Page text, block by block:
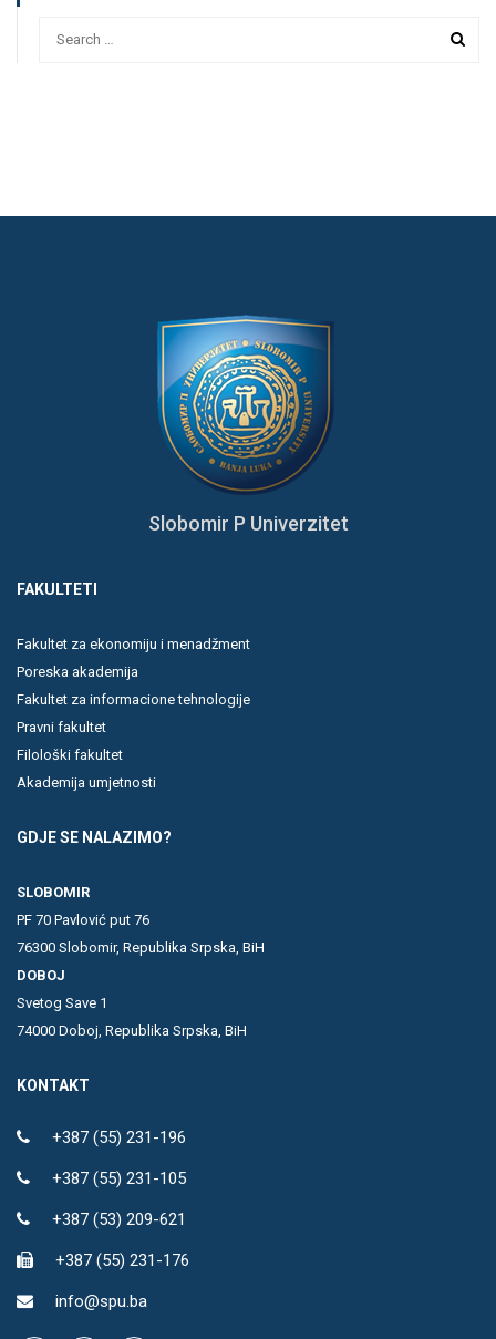
Slobomir P Univerzitet
FAKULTETI
Fakultet za ekonomiju i menadžment
Poreska akademija
Fakultet za informacione tehnologije
Pravni fakultet
Filološki fakultet
Akademija umjetnosti
GDJE SE NALAZIMO?
SLOBOMIR
PF 70 Pavlović put 76
76300 Slobomir, Republika Srpska, BiH
DOBOJ
Svetog Save 1
74000 Doboj, Republika Srpska, BiH
KONTAKT
+387 (55) 231-196
+387 (55) 231-105
+387 (53) 209-621
+387 (55) 231-176
info@spu.ba